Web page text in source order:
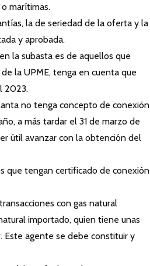
marítimas.
la de seriedad de la oferta y la
y aprobada.
la subasta es de aquellos que
la UPME, tenga en cuenta que
2023.
no tenga concepto de conexión
a más tardar el 31 de marzo de
útil avanzar con la obtención del
que tengan certificado de conexión
con gas natural
importado, quien tiene unas
Este agente se debe constituir y